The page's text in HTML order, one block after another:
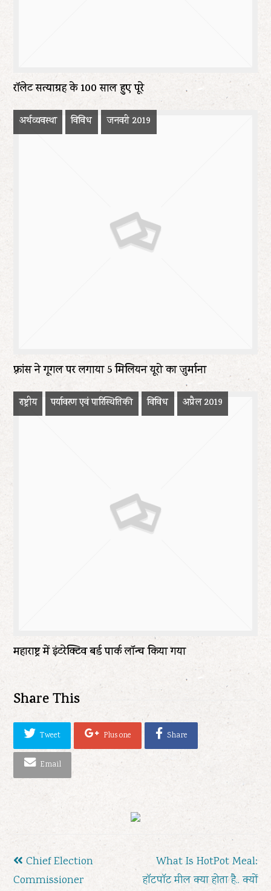
रॉलेट सत्याग्रह के 100 साल हुए पूरे
अर्थव्यवस्था विविध जनवरी 2019
फ़्रांस ने गूगल पर लगाया 5 मिलियन यूरो का जुर्माना
राष्ट्रीय पर्यावरण एवं पारिस्थितिकी विविध अप्रैल 2019
महाराष्ट्र में इंटरेक्टिव बर्ड पार्क लॉन्च किया गया
Share This
Tweet Plus one Share
Email
previous
post:
Chief Election
Commissioner
next
post:
What Is HotPot Meal:
हॉटपॉट मील क्या होता है.. क्यों